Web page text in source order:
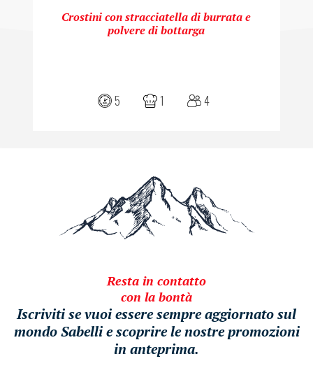
Crostini con stracciatella di burrata e
polvere di bottarga
5 1 4
Resta in contatto
con la bontà
Iscriviti se vuoi essere sempre aggiornato sul
mondo Sabelli e scoprire le nostre promozioni
in anteprima.